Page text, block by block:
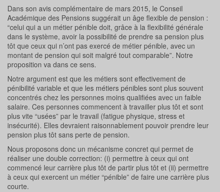
Dans son avis complémentaire de mars 2015, le Conseil
Académique des Pensions suggérait un âge flexible de pension :
“celui qui a un métier pénible doit, grâce à la flexibilité générale
dans le système, avoir la possibilité de prendre sa pension plus
tôt que ceux qui n’ont pas exercé de métier pénible, avec un
montant de pension qui soit malgré tout comparable”. Notre
proposition va dans ce sens.
Notre argument est que les métiers sont effectivement de
pénibilité variable et que les métiers pénibles sont plus souvent
concentrés chez les personnes moins qualifiées avec un faible
salaire. Ces personnes commencent à travailler plus tôt et sont
plus vite “usées” par le travail (fatigue physique, stress et
insécurité). Elles devraient raisonnablement pouvoir prendre leur
pension plus tôt sans perte de pension.
Nous proposons donc un mécanisme concret qui permet de
réaliser une double correction: (i) permettre à ceux qui ont
commencé leur carrière plus tôt de partir plus tôt et (ii) permettre
à ceux qui exercent un métier “pénible” de faire une carrière plus
courte.